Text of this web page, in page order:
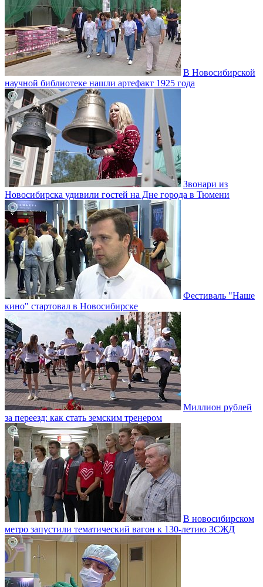
В Новосибирской
научной библиотеке нашли артефакт 1925 года
Звонари из
Новосибирска удивили гостей на Дне города в Тюмени
Фестиваль "Наше
кино" стартовал в Новосибирске
Миллион рублей
за переезд: как стать земским тренером
В новосибирском
метро запустили тематический вагон к 130-летию ЗСЖД